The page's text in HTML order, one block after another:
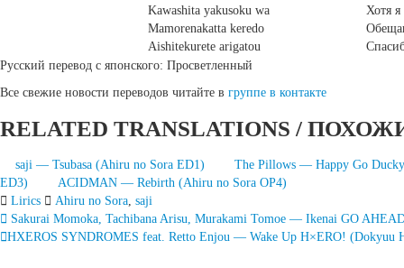
Kawashita yakusoku wa
Mamorenakatta keredo
Aishitekurete arigatou
Хотя я
Русский перевод с японского: Просветленный
Все свежие новости переводов читайте в группе в контакте
RELATED TRANSLATIONS /
saji — Tsubasa (Ahiru no Sora ED1)
The Pillows — Happy Go
ED3)
ACIDMAN — Rebirth (Ahiru no Sora OP4)
Lirics
Ahiru no Sora, saji
Запись
Sakurai Momoka, Tachibana Arisu, Murakami Tomoe — Ikenai GO
HXEROS SYNDROMES feat. Retto Enjou — Wake Up H×ERO! (Dokyuu